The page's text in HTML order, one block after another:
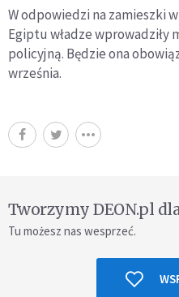
W odpowiedzi na zamieszki
Egiptu władze wprowadziły
policyjną. Będzie ona
września.
Tworzymy DEON.pl
Tu możesz nas wesprzeć.